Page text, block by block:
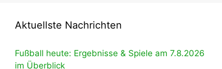
Aktuellste Nachrichten
Fußball heute: Ergebnisse & Spiele am 7.8.2026
im Überblick